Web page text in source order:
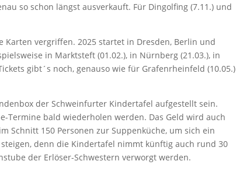
so schon längst ausverkauft. Für Dingolfing (7.11.) und
Karten vergriffen. 2025 startet in Dresden, Berlin und
in Marktsteft (01.02.), in Nürnberg (21.03.), in
gibt´s noch, genauso wie für Grafenrheinfeld (10.05.)
der Schweinfurter Kindertafel aufgestellt sein.
Termine bald wiederholen werden. Das Geld wird auch
Schnitt 150 Personen zur Suppenküche, um sich ein
denn die Kindertafel nimmt künftig auch rund 30
der Erlöser-Schwestern verworgt werden.